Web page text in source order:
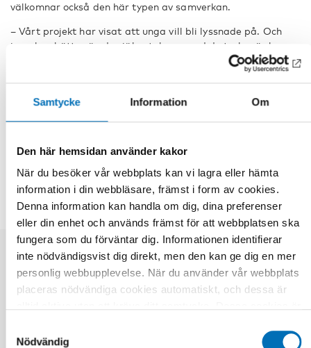
Samtycke Information Om
Den här hemsidan använder kakor
När du besöker vår webbplats kan vi lagra eller hämta
information i din webbläsare, främst i form av cookies.
Denna information kan handla om dig, dina preferenser
eller din enhet och används främst för att webbplatsen ska
fungera som du förväntar dig. Informationen identifierar
inte nödvändigsvist dig direkt, men den kan ge dig en mer
personlig webbupplevelse. När du använder vår webbplats
placeras nödvändiga cookies automatiskt, och dessa är
dess funktioner. Vi respekterar din integritet, och du kan
Nödvändig
välkomnar också den här typen av samverkan.
– Vårt projekt har visat att unga vill bli lyssnade på. Och
inga kan bättre än de själva tala om vad de tycker är bra
stöd. Det är en bra idé att finnas där ungdomarna finns.
DELA
Relaterade nyheter